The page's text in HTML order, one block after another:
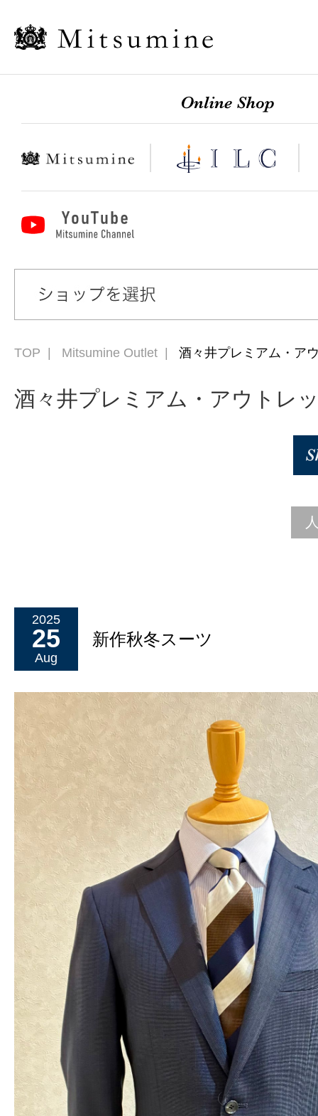
TOP Mitsumine Outlet 酒々井プレミアム・ア
酒々井プレミアム・アウトレ
2025
25
Aug
新作秋冬スーツ